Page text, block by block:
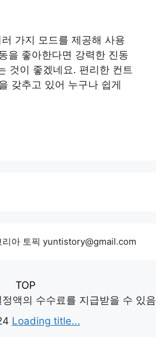
가지 모드를 제공해 사용
을 좋아한다면 강력한 진동
것이 좋겠네요. 편리한 컨트
갖추고 있어 누구나 쉽게
아 토픽 yuntistory@gmail.com
TOP
액의 수수료를 지급받을 수 있음
Loading title...